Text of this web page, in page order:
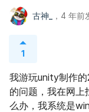
古神_ ，4 年前
1
我游玩unity制作
的问题，我在网上
么办，我系统是